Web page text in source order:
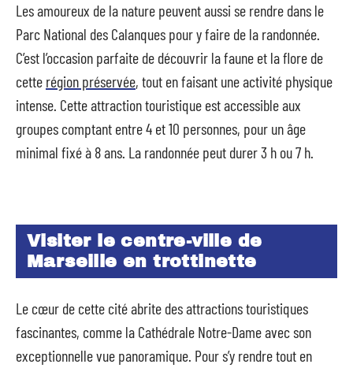
Les amoureux de la nature peuvent aussi se rendre dans le
Parc National des Calanques pour y faire de la randonnée.
C’est l’occasion parfaite de découvrir la faune et la flore de
cette région préservée, tout en faisant une activité physique
intense. Cette attraction touristique est accessible aux
groupes comptant entre 4 et 10 personnes, pour un âge
minimal fixé à 8 ans. La randonnée peut durer 3 h ou 7 h.
Visiter le centre-ville de
Marseille en trottinette
Le cœur de cette cité abrite des attractions touristiques
fascinantes, comme la Cathédrale Notre-Dame avec son
exceptionnelle vue panoramique. Pour s’y rendre tout en